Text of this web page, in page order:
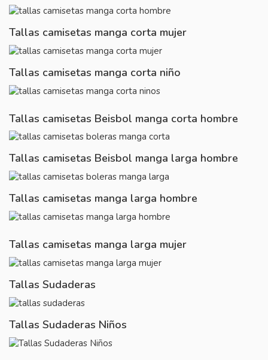
Tallas camisetas manga corta mujer
Tallas camisetas manga corta niño
Tallas camisetas Beisbol manga corta hombre
Tallas camisetas Beisbol manga larga hombre
Tallas camisetas manga larga hombre
Tallas camisetas manga larga mujer
Tallas Sudaderas
Tallas Sudaderas Niños